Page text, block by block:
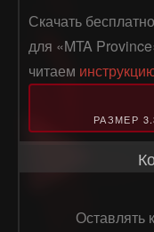
Скачать
для «MTA
читаем
РАЗМЕР
Оставлять